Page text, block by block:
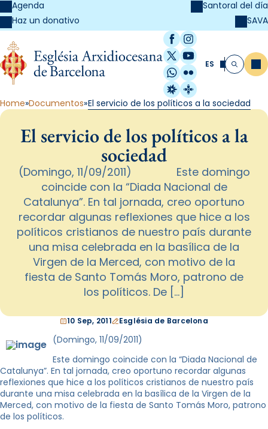
Agenda
Haz un donativo
Santoral del día
SAVA
Facebook
Instagram
X / Twitter
YouTube
WhatsApp
Flickr
Radio Estel
Catalunya
ES Buscar
Home Documentos El servicio de los políticos a la sociedad
El servicio de los políticos a la
sociedad
(Domingo, 11/09/2011) Este domingo
coincide con la “Diada Nacional de
Catalunya”. En tal jornada, creo oportuno
recordar algunas reflexiones que hice a los
políticos cristianos de nuestro país durante
una misa celebrada en la basílica de la
Virgen de la Merced, con motivo de la
fiesta de Santo Tomás Moro, patrono de
los políticos. De […]
10 Sep, 2011 Església de Barcelona
(Domingo, 11/09/2011)
Este domingo coincide con la “Diada Nacional de
Catalunya”. En tal jornada, creo oportuno recordar algunas
reflexiones que hice a los políticos cristianos de nuestro país
durante una misa celebrada en la basílica de la Virgen de la
Merced, con motivo de la fiesta de Santo Tomás Moro, patrono
de los políticos.